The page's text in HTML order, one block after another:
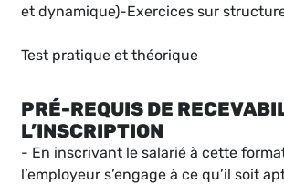
et dynamique)-Exercices sur
Test pratique et théorique
PRÉ-REQUIS DE
L’INSCRIPTION
- En inscrivant le salarié à cette
l’employeur s’engage à ce qu’il soit